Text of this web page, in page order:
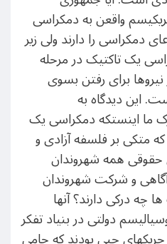
واقعن به دمکراسی
دمکراسی را دارند ولی زیر
یک تاکتیک در مرحله
برای رفتن بسوی
این دیدگاه به
ما اینستکه دمکراسی یک
متکی بر فلسفه آزادی و
حقوقی همه شهروندان
و شرکت شهروندان
درکی دارند؟ آنها
دولتی در بنیاد تفکر